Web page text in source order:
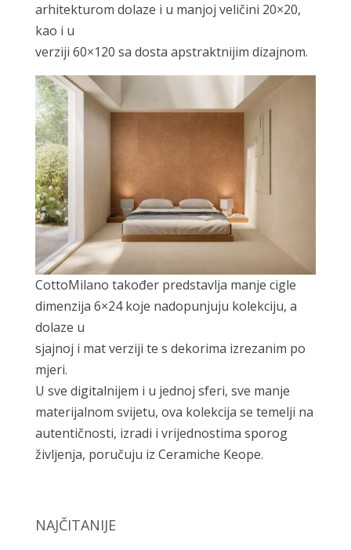
arhitekturom dolaze i u manjoj veličini 20×20,
kao i u
verziji 60×120 sa dosta apstraktnijim dizajnom.
CottoMilano također predstavlja manje cigle
dimenzija 6×24 koje nadopunjuju kolekciju, a
dolaze u
sjajnoj i mat verziji te s dekorima izrezanim po
mjeri.
U sve digitalnijem i u jednoj sferi, sve manje
materijalnom svijetu, ova kolekcija se temelji na
autentičnosti, izradi i vrijednostima sporog
življenja, poručuju iz Ceramiche Keope.
NAJČITANIJE